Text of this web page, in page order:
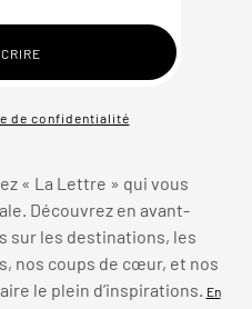
de confidentialité
« La Lettre » qui vous
Découvrez en avant-
sur les destinations, les
nos coups de cœur, et nos
le plein d’inspirations.
En